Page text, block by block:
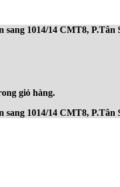
sang 1014/14 CMT8,
giỏ hàng.
sang 1014/14 CMT8,